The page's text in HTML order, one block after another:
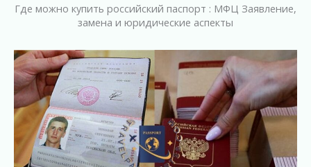
Где можно купить российский паспорт : МФЦ Заявление,
замена и юридические аспекты